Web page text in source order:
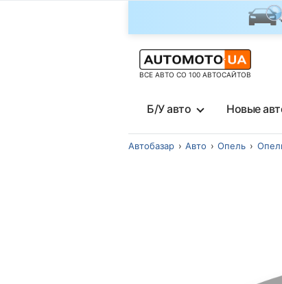
ВСЕ АВТО СО 100 АВТОСАЙТОВ
Б/У авто Новые
Автобазар Авто Опель